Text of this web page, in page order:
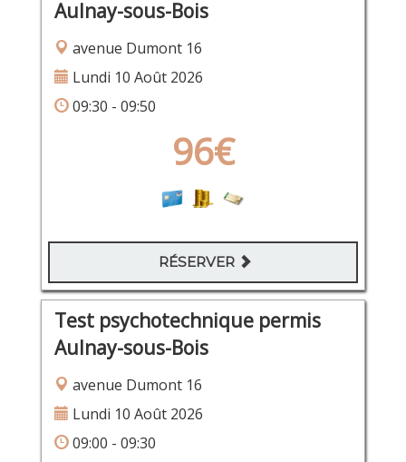
Aulnay-sous-Bois
avenue Dumont 16
Lundi 10 Août 2026
09:30 - 09:50
96€
RÉSERVER
Test psychotechnique permis
Aulnay-sous-Bois
avenue Dumont 16
Lundi 10 Août 2026
09:00 - 09:30